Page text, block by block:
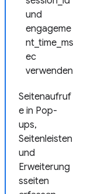
und
engageme
nt_time_ms
ec
verwenden
Seitenaufruf
e in Pop-
ups,
Seitenleisten
und
Erweiterung
sseiten